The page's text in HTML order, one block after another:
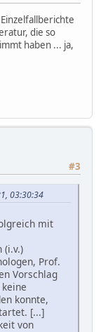
die so
haben ... ja,
#3
03:30:34
mit
(i.v.)
Prof.
Vorschlag
konnte,
[...]
von